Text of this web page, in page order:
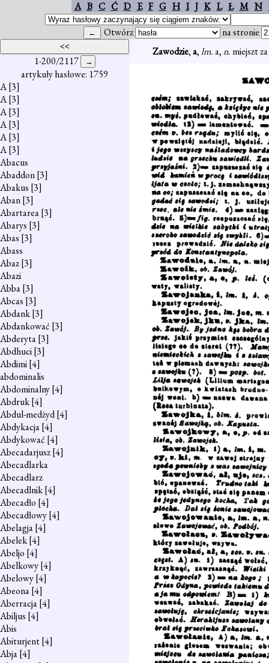
A B C Ć D E F G H I J K L Ł M N
Otwórz na stronie
1-200/2117
artykuły hasłowe: 1759
A[3]
A[3]
A[3]
A[3]
A[3]
A[3]
Abacus
Abaddon[3]
Abakus [3]
Aban[3]
Abartarea[3]
Abarys [3]
Abas [3]
Abass
Abaz[3]
Abazi
Abba[3]
Abcas [3]
Abdank[3]
Abdankować [3]
Abderyta[3]
Abdhuci[3]
Abdimi[4]
abdominalis
Abdominalny[4]
Abdruk[4]
Abdul-medżyd[4]
Abdykacja[4]
Abdykować [4]
Abecadarjusz[4]
Abecadlarka
Abecadlarz
Abecadlnik[4]
Abecadło [4]
Abecadłowy[4]
Abelagja[4]
Abelek[4]
Abeljo [4]
Abelkowy[4]
Abelowy[4]
Abeona[4]
Aberracja[4]
Abiljus [4]
Abis
Abiturjent[4]
Abja[4]
Zawodzie,a,lm.a,n. miejszt